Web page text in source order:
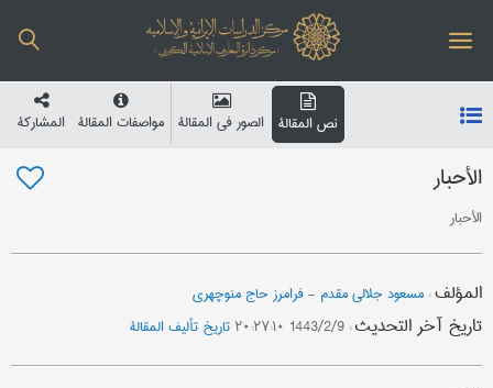
نص المقالة الصور في المقالة مواصفات المقالة المشارکة
الأحبار
الأحبار
المؤلف: مسعود جلالي مقدم -فرامرز حاج منوچهری
تاریخ آخر التحدیث: 1443/2/9 ۲۰:۲۷:۱۰ تاریخ تألیف المقالة